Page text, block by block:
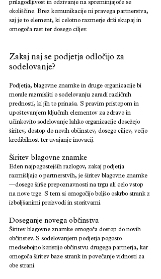
prilagodljivost in odzivanje na spreminjajoče se
okoliščine. Brez komunikacije ni pravega partnerstva,
saj je to element, ki celotno razmerje drži skupaj in
omogoča rast ter dosego ciljev.
Zakaj naj se podjetja odločijo za
sodelovanje?
Podjetja, blagovne znamke in druge organizacije bi
morale razmisliti o sodelovanju zaradi različnih
prednosti, ki jih to prinaša. S pravim pristopom in
upoštevanjem ključnih elementov za zdravo in
učinkovito sodelovanje lahko organizacije dosežejo
širitev, dostop do novih občinstev, dosego ciljev, večjo
kredibilnost ter uvajanje inovacij.
Širitev blagovne znamke
Eden najpogostejših razlogov, zakaj podjetja
razmišljajo o partnerstvih, je širitev blagovne znamke
—dosego širše prepoznavnosti na trgu ali celo vstop
na nove trge. S tem si omogočijo boljšo oskrbo strank z
izboljšanimi proizvodi in storitvami.
Doseganje novega občinstva
Širitev blagovne znamke omogoča dostop do novih
občinstev. S sodelovanjem podjetja pogosto
medsebojno koristijo občinstvu drugega partnerja, kar
omogoča širitev baze strank in povečanje vidnosti za
obe strani.